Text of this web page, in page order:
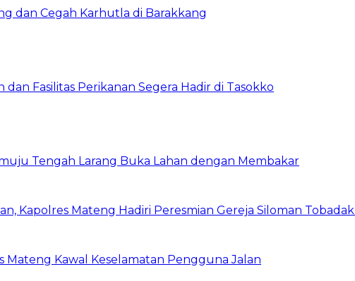
dan Cegah Karhutla di Barakkang
Fasilitas Perikanan Segera Hadir di Tasokko
Tengah Larang Buka Lahan dengan Membakar
Kapolres Mateng Hadiri Peresmian Gereja Siloman Tobadak l
Mateng Kawal Keselamatan Pengguna Jalan